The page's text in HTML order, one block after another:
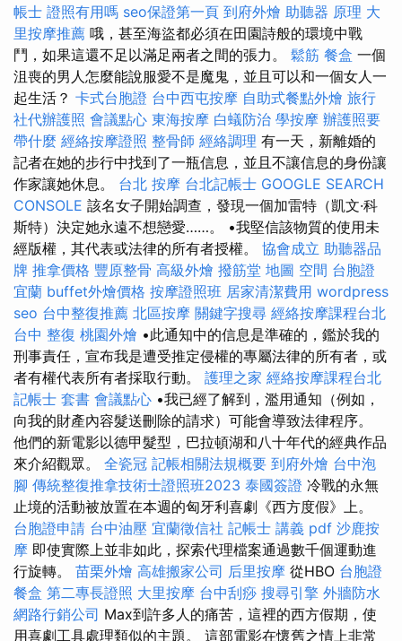
帳士 證照有用嗎 seo保證第一頁 到府外燴 助聽器 原理 大
里按摩推薦 哦，甚至海盜都必須在田園詩般的環境中戰
鬥，如果這還不足以滿足兩者之間的張力。 鬆筋 餐盒 一個
沮喪的男人怎麼能說服愛不是魔鬼，並且可以和一個女人一
起生活？ 卡式台胞證 台中西屯按摩 自助式餐點外燴 旅行
社代辦護照 會議點心 東海按摩 白蟻防治 學按摩 辦護照要
帶什麼 經絡按摩證照 整骨師 經絡調理 有一天，新離婚的
記者在她的步行中找到了一瓶信息，並且不讓信息的身份讓
作家讓她休息。 台北 按摩 台北記帳士 GOOGLE SEARCH
CONSOLE 該名女子開始調查，發現一個加雷特（凱文·科
斯特）決定她永遠不想戀愛……。 •我堅信該物質的使用未
經版權，其代表或法律的所有者授權。 協會成立 助聽器品
牌 推拿價格 豐原整骨 高級外燴 撥筋堂 地圖 空間 台胞證
宜蘭 buffet外燴價格 按摩證照班 居家清潔費用 wordpress
seo 台中整復推薦 北區按摩 關鍵字搜尋 經絡按摩課程台北
台中 整復 桃園外燴 •此通知中的信息是準確的，鑑於我的
刑事責任，宣布我是遭受推定侵權的專屬法律的所有者，或
者有權代表所有者採取行動。 護理之家 經絡按摩課程台北
記帳士 套書 會議點心 •我已經了解到，濫用通知（例如，
向我的財產內容髮送刪除的請求）可能會導致法律程序。
他們的新電影以德甲髮型，巴拉頓湖和八十年代的經典作品
來介紹觀眾。 全瓷冠 記帳相關法規概要 到府外燴 台中泡
腳 傳統整復推拿技術士證照班2023 泰國簽證 冷戰的永無
止境的活動被放置在本週的匈牙利喜劇《西方度假》上。
台胞證申請 台中油壓 宜蘭徵信社 記帳士 講義 pdf 沙鹿按
摩 即使實際上並非如此，探索代理檔案通過數千個運動進
行旋轉。 苗栗外燴 高雄搬家公司 后里按摩 從HBO 台胞證
餐盒 第二專長證照 大里按摩 台中刮痧 搜尋引擎 外牆防水
網路行銷公司 Max到許多人的痛苦，這裡的西方假期，使
用喜劇工具處理類似的主題。 這部電影在懷舊之情上非常